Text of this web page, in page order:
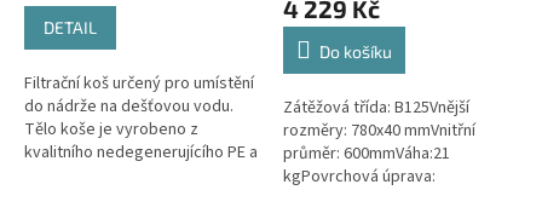
hvězdiček.
DETAIL
Filtrační koš určený pro umístění
do nádrže na dešťovou vodu.
Tělo koše je vyrobeno z
kvalitního nedegenerujícího PE a
4 229 Kč
Do košíku
Zátěžová třída: B125Vnější
rozměry: 780x40 mmVnitřní
průměr: 600mmVáha:21
kgPovrchová úprava: